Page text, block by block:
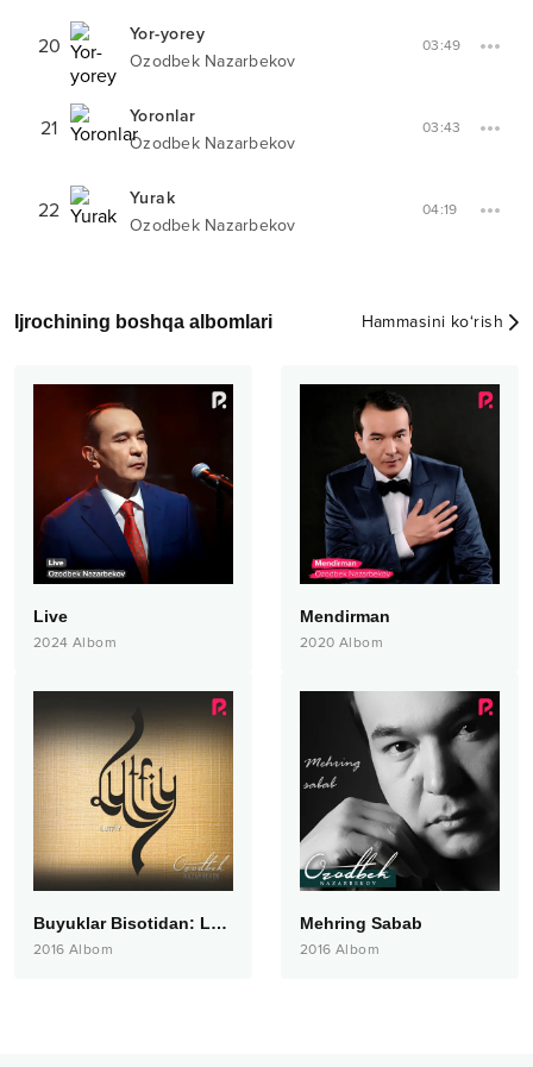
20
Yor-yorey
Ozodbek Nazarbekov
03:49
21
Yoronlar
Ozodbek Nazarbekov
03:43
22
Yurak
Ozodbek Nazarbekov
04:19
Ijrochining boshqa albomlari Hammasini ko‘rish
Live
2024 Albom
Mendirman
2020 Albom
Buyuklar Bisotidan: Lutfiy
2016 Albom
Mehring Sabab
2016 Albom